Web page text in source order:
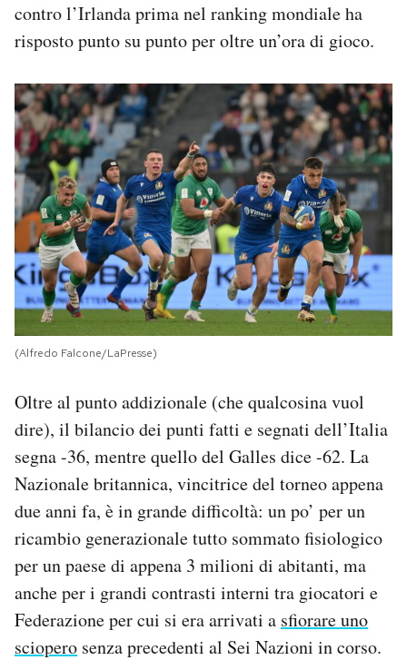
contro l’Irlanda prima nel ranking mondiale ha
risposto punto su punto per oltre un’ora di gioco.
(Alfredo Falcone/LaPresse)
Oltre al punto addizionale (che qualcosina vuol
dire), il bilancio dei punti fatti e segnati dell’Italia
segna -36, mentre quello del Galles dice -62. La
Nazionale britannica, vincitrice del torneo appena
due anni fa, è in grande difficoltà: un po’ per un
ricambio generazionale tutto sommato fisiologico
per un paese di appena 3 milioni di abitanti, ma
anche per i grandi contrasti interni tra giocatori e
Federazione per cui si era arrivati a sfiorare uno
sciopero senza precedenti al Sei Nazioni in corso.